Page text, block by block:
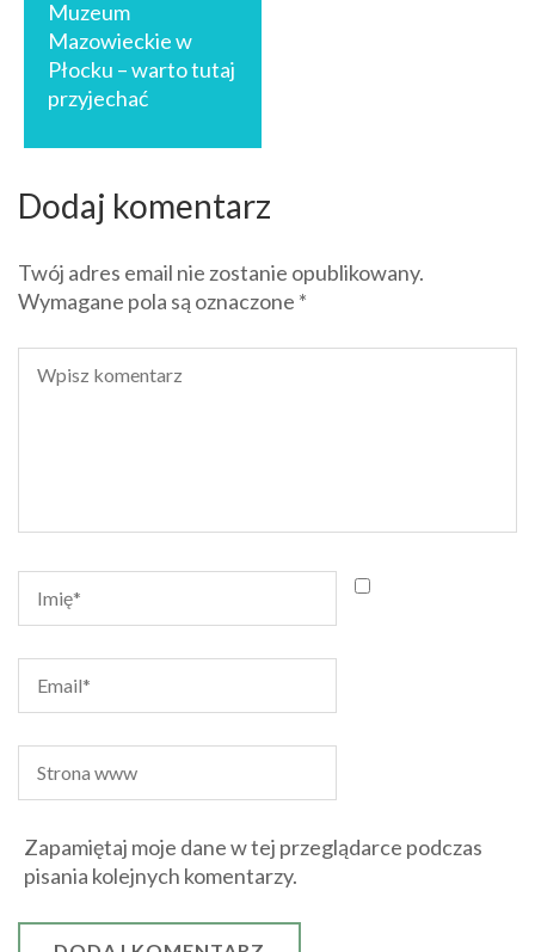
Muzeum
Mazowieckie w
Płocku – warto tutaj
przyjechać
Dodaj komentarz
Twój adres email nie zostanie opublikowany.
Wymagane pola są oznaczone *
Zapamiętaj moje dane w tej przeglądarce podczas
pisania kolejnych komentarzy.